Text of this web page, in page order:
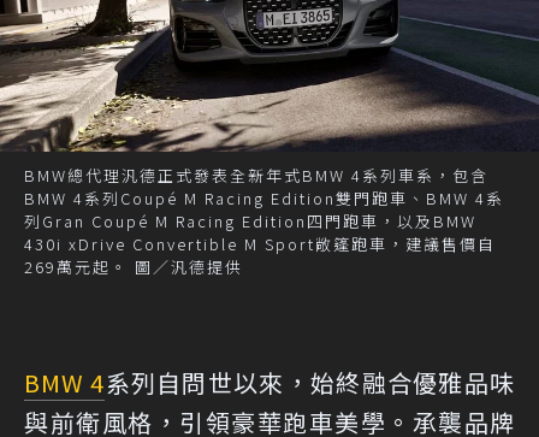
BMW總代理汎德正式發表全新年式BMW 4系列車系，包含
BMW 4系列Coupé M Racing Edition雙門跑車、BMW 4系
列Gran Coupé M Racing Edition四門跑車，以及BMW
430i xDrive Convertible M Sport敞篷跑車，建議售價自
269萬元起。 圖／汎德提供
BMW 4系列自問世以來，始終融合優雅品味
與前衛風格，引領豪華跑車美學。承襲品牌